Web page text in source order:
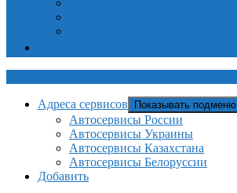
Адреса сервисов Показывать подменю
Автосервисы России
Автосервисы Украины
Автосервисы Казахстана
Автосервисы Белоруссии
Добавить